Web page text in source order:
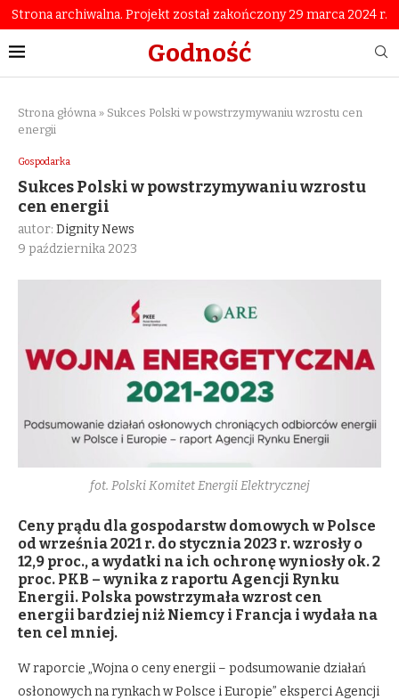
Strona archiwalna. Projekt został zakończony 29 marca 2024 r.
Godność
Strona główna » Sukces Polski w powstrzymywaniu wzrostu cen
energii
Gospodarka
Sukces Polski w powstrzymywaniu wzrostu
cen energii
autor: Dignity News
9 października 2023
fot. Polski Komitet Energii Elektrycznej
Ceny prądu dla gospodarstw domowych w Polsce
od września 2021 r. do stycznia 2023 r. wzrosły o
12,9 proc., a wydatki na ich ochronę wyniosły ok. 2
proc. PKB – wynika z raportu Agencji Rynku
Energii. Polska powstrzymała wzrost cen
energii bardziej niż Niemcy i Francja i wydała na
ten cel mniej.
W raporcie „Wojna o ceny energii – podsumowanie działań
osłonowych na rynkach w Polsce i Europie” eksperci Agencji